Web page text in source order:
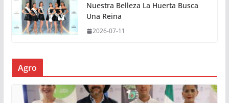
Nuestra Belleza La Huerta Busca
Una Reina
2026-07-11
Agro